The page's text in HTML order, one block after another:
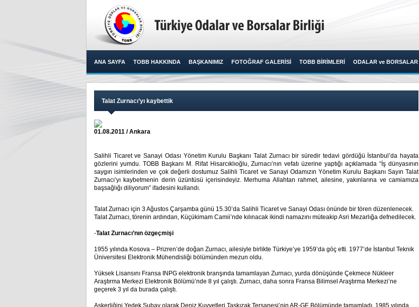
ANA SAYFA TOBB HAKKINDA BAŞKANIMIZ FOTOĞRAF GALERİSİ TOBB BİRİMLERİ ODALAR ve BORSALAR
Talat Zurnacı’yı kaybettik
01.08.2011 / Ankara
Salihli Ticaret ve Sanayi Odası Yönetim Kurulu Başkanı Talat Zurnacı bir süredir tedavi gördüğü İstanbul’da hayata
gözlerini yumdu. TOBB Başkanı M. Rifat Hisarcıklıoğlu, Zurnacı’nın vefatı üzerine yaptığı açıklamada “İş dünyasının
saygın isimlerinden ve çok değerli dostumuz Salihli Ticaret ve Sanayi Odamızın Yönetim Kurulu Başkanı Sayın Talat
Zurnacı’yı kaybetmenin derin üzüntüsü içerisindeyiz. Merhuma Allahtan rahmet, ailesine, yakınlarına ve camiamıza
başsağlığı diliyorum” ifadesini kullandı. ​ ​
Talat Zurnacı için 3 Ağustos Çarşamba günü 15.30’da Salihli Ticaret ve Sanayi Odası önünde bir tören düzenlenecek.
Talat Zurnacı, törenin ardından, Küçükimam Camii’nde kılınacak ikindi namazını müteakip Asri Mezarlığa defnedilecek.
-Talat Zurnacı’nın özgeçmişi
1955 yılında Kosova – Prizren’de doğan Zurnacı, ailesiyle birlikte Türkiye’ye 1959’da göç etti. 1977’de İstanbul Teknik
Üniversitesi Elektronik Mühendisliği bölümünden mezun oldu.
Yüksek Lisansını Fransa INPG elektronik branşında tamamlayan Zurnacı, yurda dönüşünde Çekmece Nükleer
Araştırma Merkezi Elektronik Bölümü’nde 8 yıl çalıştı. Zurnacı, daha sonra Fransa Bilimsel Araştırma Merkezi’ne
geçerek 3 yıl da burada çalıştı.
Askerliğini Yedek Subay olarak Deniz Kuvvetleri Taşkızak Tersanesi’nin AR-GE Bölümünde tamamladı. 1985 yılında